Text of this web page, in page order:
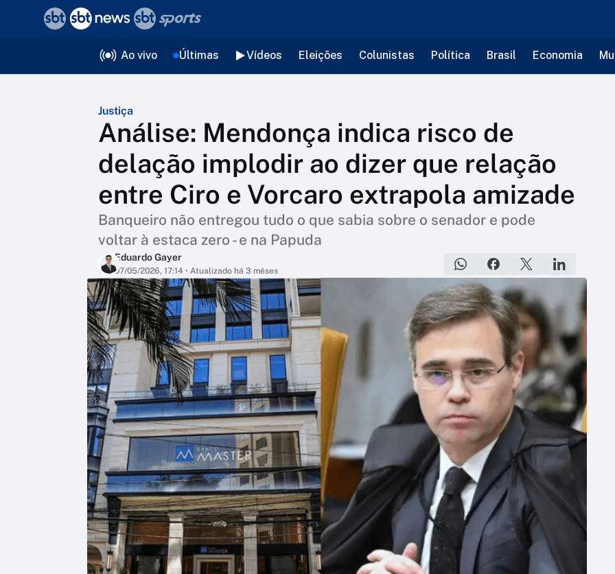
Ao vivo Últimas Vídeos Eleições Colunistas Política Brasil Economia
Justiça
Análise: Mendonça indica risco de
delação implodir ao dizer que relação
entre Ciro e Vorcaro extrapola amizade
Banqueiro não entregou tudo o que sabia sobre o senador e pode
voltar à estaca zero - e na Papuda
Eduardo Gayer
07/05/2026, 17:14 • Atualizado há 3 mêses
voltar
Editorias